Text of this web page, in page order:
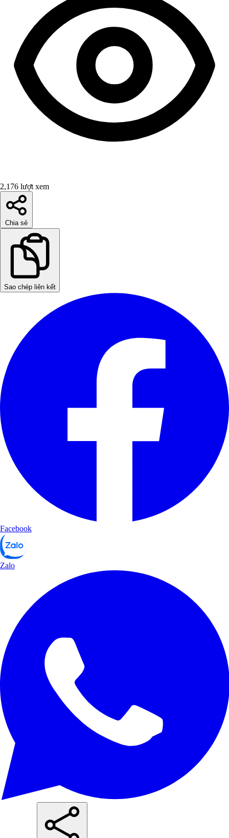
2,176 lượt xem
Chia sẻ
Sao chép liên kết
Facebook
Zalo